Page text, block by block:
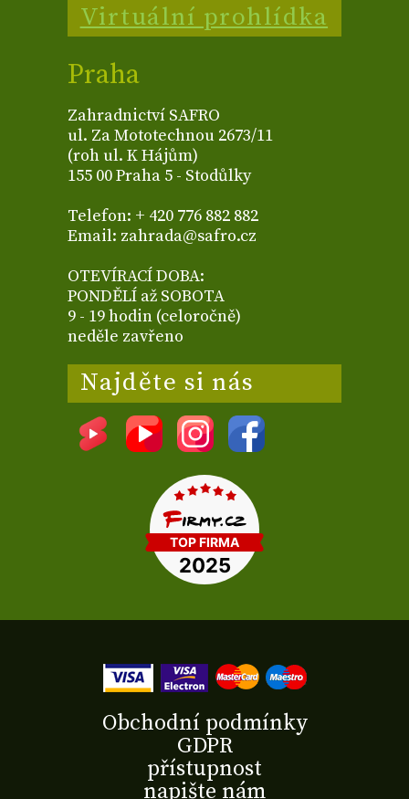
Virtuální prohlídka
Praha
Zahradnictví SAFRO
ul. Za Mototechnou 2673/11
(roh ul. K Hájům)
155 00 Praha 5 - Stodůlky
Telefon: + 420 776 882 882
Email: zahrada@safro.cz
OTEVÍRACÍ DOBA:
PONDĚLÍ až SOBOTA
9 - 19 hodin (celoročně)
neděle zavřeno
Najděte si nás
Obchodní podmínky
GDPR
přístupnost
napište nám